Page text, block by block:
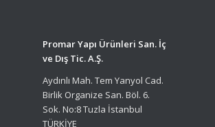
Promar Yapı Ürünleri San. İç
ve Dış Tic. A.Ş.
Aydınlı Mah. Tem Yanyol Cad.
Birlik Organize San. Böl. 6.
Sok. No:8 Tuzla İstanbul
TÜRKİYE